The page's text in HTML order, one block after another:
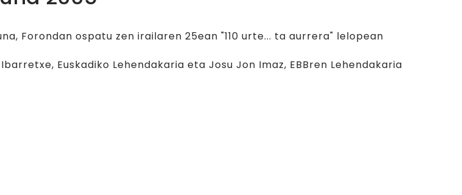
Gazte ekintzaleak
Forondan ospatu zen irailaren 25ean "110 urte... ta aurrera" lelopean
Euskadiko Lehendakaria eta Josu Jon Imaz, EBBren Lehendakaria